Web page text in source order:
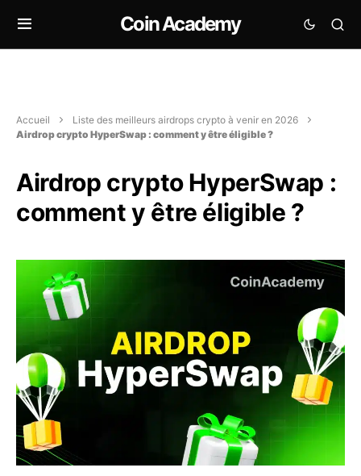
Coin Academy
Accueil
Liste des meilleurs airdrops crypto à venir en 2026
Airdrop crypto HyperSwap : comment y être éligible ?
Airdrop crypto HyperSwap :
comment y être éligible ?